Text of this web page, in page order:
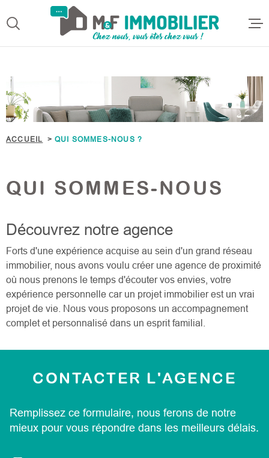
recherche
au
principal
au
ACCUEIL QUI SOMMES-NOUS ?
QUI SOMMES-NOUS
Découvrez notre agence
Forts d'une expérience acquise au sein d'un grand réseau
immobilier, nous avons voulu créer une agence de proximité
où nous prenons le temps d'écouter vos envies, votre
expérience personnelle car un projet immobilier est un vrai
projet de vie. Nous vous proposons un accompagnement
complet et personnalisé dans un esprit familial.
CONTACTER L'AGENCE
Remplissez ce formulaire, nous ferons de notre
mieux pour vous répondre dans les meilleurs délais.
TYPE
D'OFFRE
ACHETER
TYPE
VILLE
BUDGET
RECHERCHER